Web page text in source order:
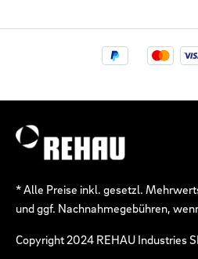
* Alle Preise inkl. gesetzl.
und ggf. Nachnahmegebühren,
Copyright 2024 REHAU Industries